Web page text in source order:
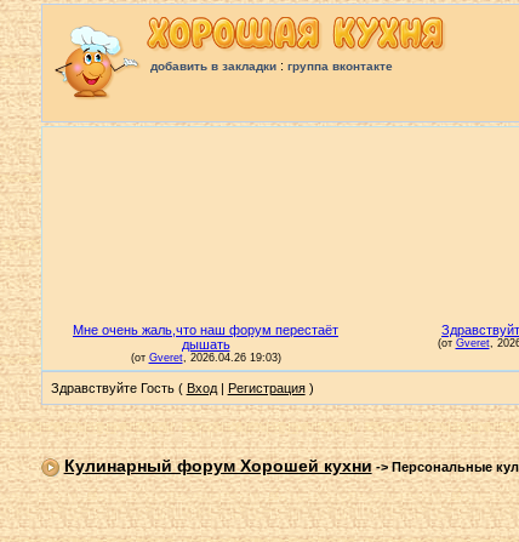
добавить в закладки: группа вконтакте
Здравствуйте Гость ( Вход| Регистрация)
Кулинарный форум Хорошей кухни->Персональные